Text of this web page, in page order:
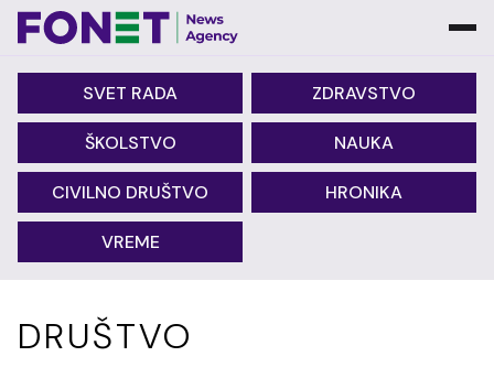
SVET RADA ZDRAVSTVO
ŠKOLSTVO NAUKA
CIVILNO DRUŠTVO HRONIKA
VREME
DRUŠTVO